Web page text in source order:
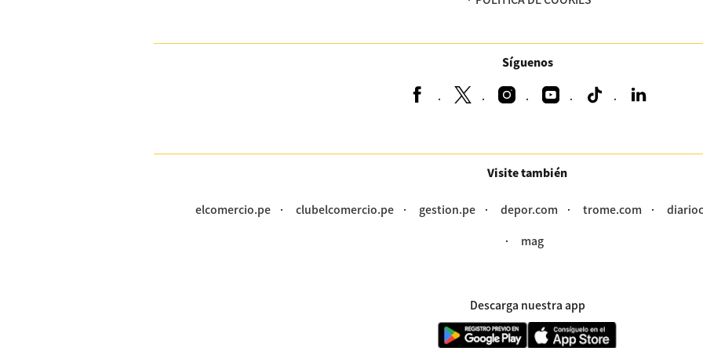
Síguenos
Visite también
elcomercio.pe clubelcomercio.pe gestion.pe depor.com trome.com
mag
Descarga nuestra app